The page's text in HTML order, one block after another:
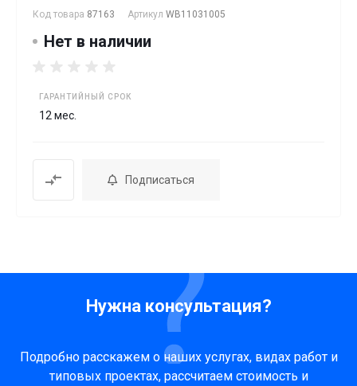
Код товара 87163 Артикул WB11031005
Нет в наличии
ГАРАНТИЙНЫЙ СРОК
12 мес.
Подписаться
Нужна консультация?
Подробно расскажем о наших услугах, видах работ и
типовых проектах, рассчитаем стоимость и